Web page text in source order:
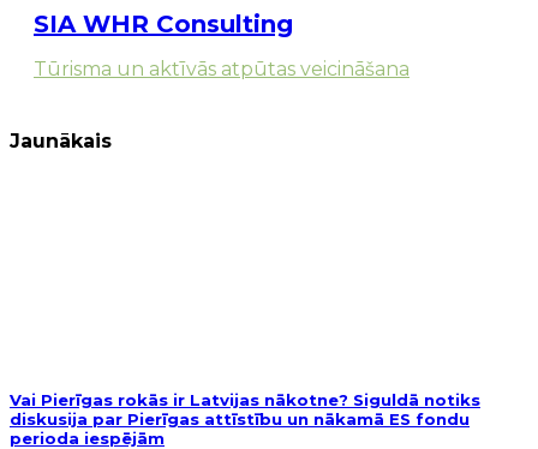
SIA WHR Consulting
Tūrisma un aktīvās atpūtas veicināšana
Jaunākais
Vai Pierīgas rokās ir Latvijas nākotne? Siguldā notiks
diskusija par Pierīgas attīstību un nākamā ES fondu
perioda iespējām